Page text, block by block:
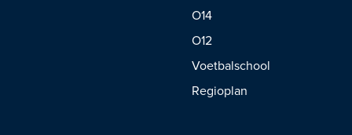
O14
O12
Voetbalschool
Regioplan